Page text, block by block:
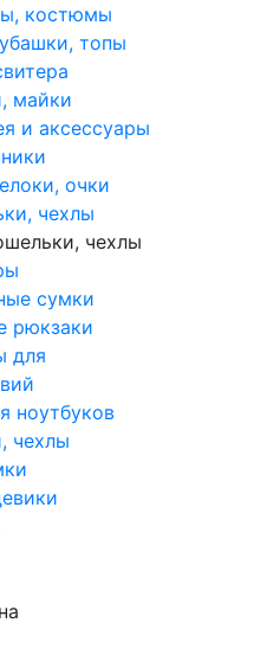
костюмы
топы
майки
и аксессуары
очки
чехлы
чехлы
сумки
рюкзаки
для
ноутбуков
чехлы